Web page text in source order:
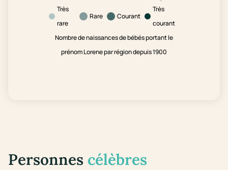
Très
rare
Rare Courant
Très
courant
Nombre de naissances de bébés portant le
prénom Lorene par région depuis 1900
Personnes célèbres